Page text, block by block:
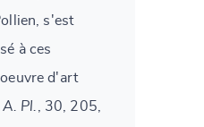
s'est
à ces
d'art
A. Pl.
, 30, 205,